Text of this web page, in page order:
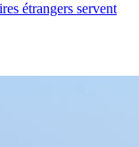
étrangers servent